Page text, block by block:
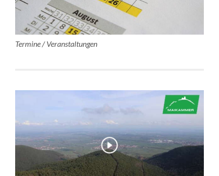
Termine / Veranstaltungen